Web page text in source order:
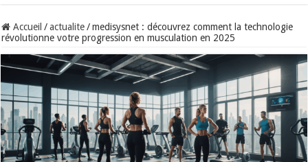
Accueil / actualite / medisysnet : découvrez comment la technologie
révolutionne votre progression en musculation en 2025